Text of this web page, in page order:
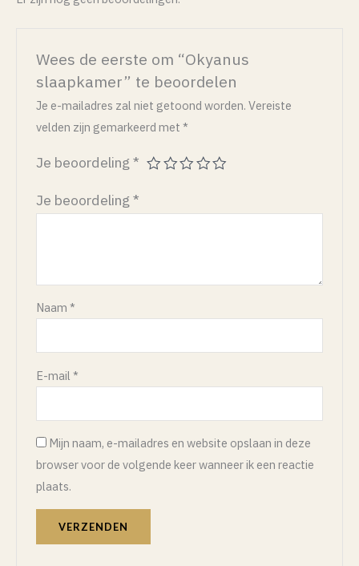
Wees de eerste om “Okyanus
slaapkamer” te beoordelen
Je e-mailadres zal niet getoond worden. Vereiste
velden zijn gemarkeerd met*
Je beoordeling*
Je beoordeling*
Naam*
E-mail*
Mijn naam, e-mailadres en website opslaan in deze
browser voor de volgende keer wanneer ik een reactie
plaats.